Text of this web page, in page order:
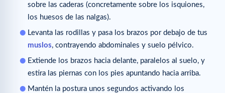
sobre las caderas (concretamente sobre los isquiones,
los huesos de las nalgas).
Levanta las rodillas y pasa los brazos por debajo de tus
muslos, contrayendo abdominales y suelo pélvico.
Extiende los brazos hacia delante, paralelos al suelo, y
estira las piernas con los pies apuntando hacia arriba.
Mantén la postura unos segundos activando los